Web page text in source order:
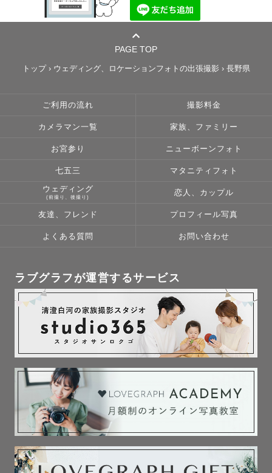
PAGE TOP
トップ› ウェディング、ロケーションフォトの出張撮影 › 長野県
ご利用の流れ 撮影料金
カメラマン一覧 家族、ファミリー
お宮参り ニューボーンフォト
七五三 マタニティフォト
ウェディング
(前撮り、後撮り)
恋人、カップル
友達、フレンド プロフィール写真
よくある質問 お問い合わせ
ラブグラフが運営するサービス